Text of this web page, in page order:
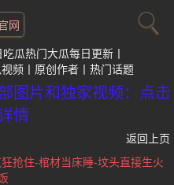
网
吃瓜热门大瓜每日更新
频 原创作者 热门话题
图片和独家视频：点击
情
返回上页
抢住-棺材当床睡-坟头直接生火